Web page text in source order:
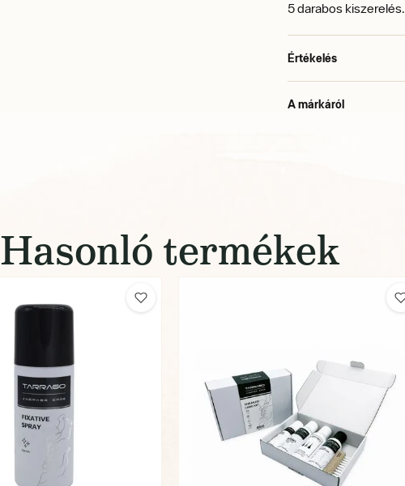
5 darabos kiszerelés.
Értékelés
A márkáról
Hasonló termékek